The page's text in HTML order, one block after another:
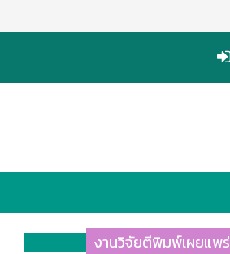
งานวิจัยตีพิมพ์เผยแพร่